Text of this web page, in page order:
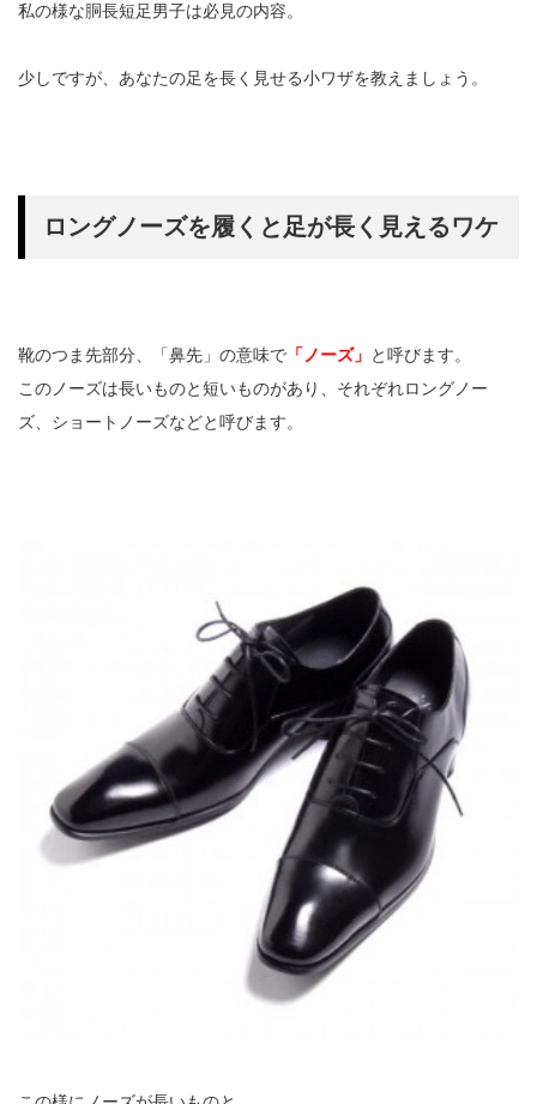
私の様な胴長短足男子は必見の内容。
少しですが、あなたの足を長く見せる小ワザを教えましょう。
ロングノーズを履くと足が長く見えるワケ
靴のつま先部分、「鼻先」の意味で 「ノーズ」 と呼びます。
このノーズは長いものと短いものがあり、それぞれロングノー
ズ、ショートノーズなどと呼びます。